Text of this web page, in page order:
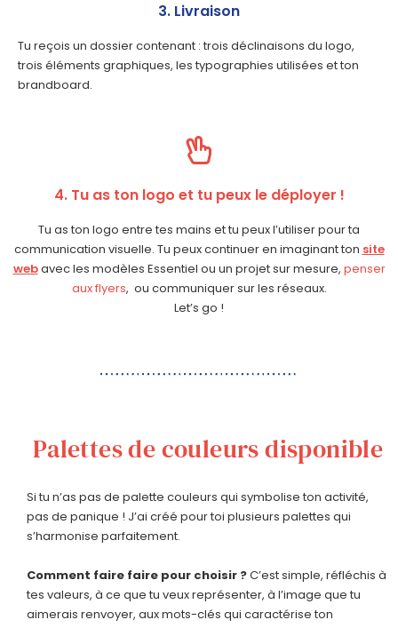
3. Livraison
Tu reçois un dossier contenant : trois déclinaisons du logo,
trois éléments graphiques, les typographies utilisées et ton
brandboard.
4. Tu as ton logo et tu peux le déployer !
Tu as ton logo entre tes mains et tu peux l’utiliser pour ta
communication visuelle. Tu peux continuer en imaginant ton site
webavec les modèles Essentiel ou un projet sur mesure, penser
aux flyers, ou communiquer sur les réseaux.
Let’s go !
Palettes de couleurs disponible
Si tu n’as pas de palette couleurs qui symbolise ton activité,
pas de panique ! J’ai créé pour toi plusieurs palettes qui
s’harmonise parfaitement.
Comment faire faire pour choisir ?C’est simple, réfléchis à
tes valeurs, à ce que tu veux représenter, à l’image que tu
aimerais renvoyer, aux mots-clés qui caractérise ton